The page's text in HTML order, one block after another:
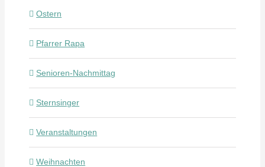
Ostern
Pfarrer Rapa
Senioren-Nachmittag
Sternsinger
Veranstaltungen
Weihnachten